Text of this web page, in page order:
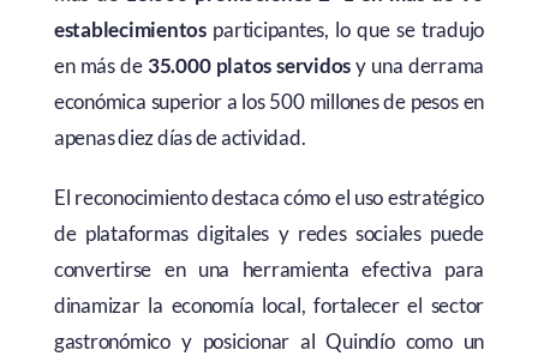
establecimientosparticipantes, lo que se tradujo
en más de 35.000 platos servidosy una derrama
económica superior a los 500 millones de pesos en
apenas diez días de actividad.
El reconocimiento destaca cómo el uso estratégico
de plataformas digitales y redes sociales puede
convertirse en una herramienta efectiva para
dinamizar la economía local, fortalecer el sector
gastronómico y posicionar al Quindío como un